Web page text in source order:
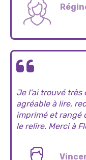
Je l'ai trouvé très
agréable à lire,
imprimé et rangé
le relire. Merci à